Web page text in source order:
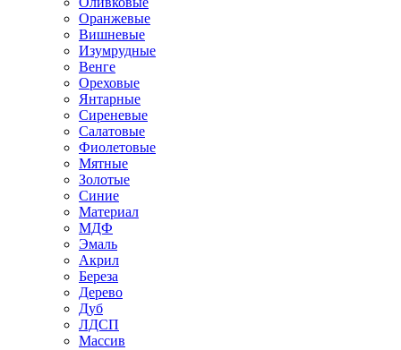
Оранжевые
Вишневые
Изумрудные
Венге
Ореховые
Янтарные
Сиреневые
Салатовые
Фиолетовые
Мятные
Золотые
Синие
Материал
МДФ
Эмаль
Акрил
Береза
Дерево
Дуб
ЛДСП
Массив